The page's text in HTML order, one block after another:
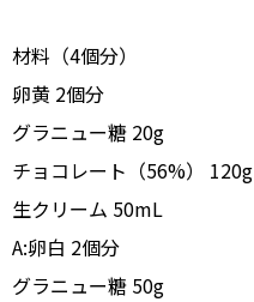
材料（4個分）
卵黄 2個分
グラニュー糖 20g
チョコレート（56%） 120g
生クリーム 50mL
A:卵白 2個分
グラニュー糖 50g